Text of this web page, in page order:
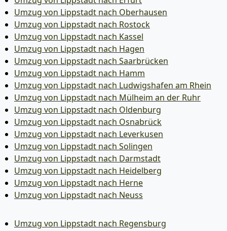
Umzug von Lippstadt nach Oberhausen
Umzug von Lippstadt nach Rostock
Umzug von Lippstadt nach Kassel
Umzug von Lippstadt nach Hagen
Umzug von Lippstadt nach Saarbrücken
Umzug von Lippstadt nach Hamm
Umzug von Lippstadt nach Ludwigshafen am Rhein
Umzug von Lippstadt nach Mülheim an der Ruhr
Umzug von Lippstadt nach Oldenburg
Umzug von Lippstadt nach Osnabrück
Umzug von Lippstadt nach Leverkusen
Umzug von Lippstadt nach Solingen
Umzug von Lippstadt nach Darmstadt
Umzug von Lippstadt nach Heidelberg
Umzug von Lippstadt nach Herne
Umzug von Lippstadt nach Neuss
Umzug von Lippstadt nach Regensburg